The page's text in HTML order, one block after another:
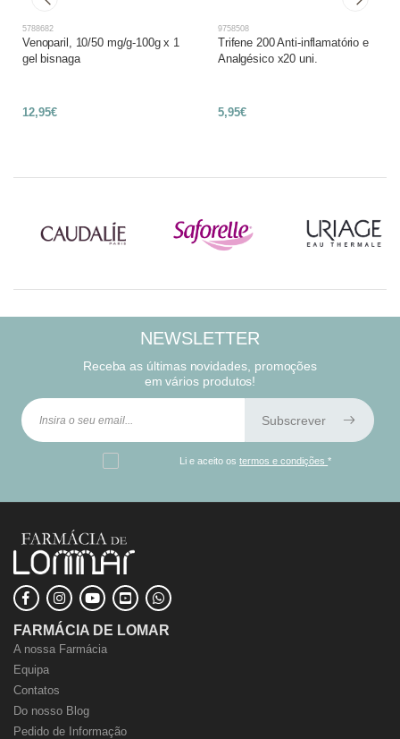
5788682
Venoparil, 10/50 mg/g-100g x 1
gel bisnaga
12,95€
9758508
Trifene 200 Anti-inflamatório e
Analgésico x20 uni.
5,95€
NEWSLETTER
Receba as últimas novidades, promoções
em vários produtos!
Subscrever
Li e aceito ostermos e condições*
FARMÁCIA DE LOMAR
A nossa Farmácia
Equipa
Contatos
Do nosso Blog
Pedido de Informação